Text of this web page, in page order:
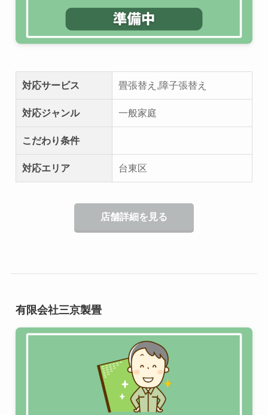
対応サービス 畳張替え,障子張替え
対応ジャンル 一般家庭
こだわり条件
対応エリア 台東区
店舗詳細を見る
有限会社三京製畳